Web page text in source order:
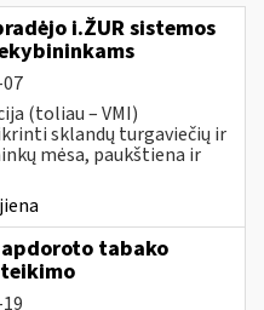
i.ŽUR sistemos
(toliau – VMI)
sklandų turgaviečių ir
mėsa, paukštiena ir
apdoroto tabako